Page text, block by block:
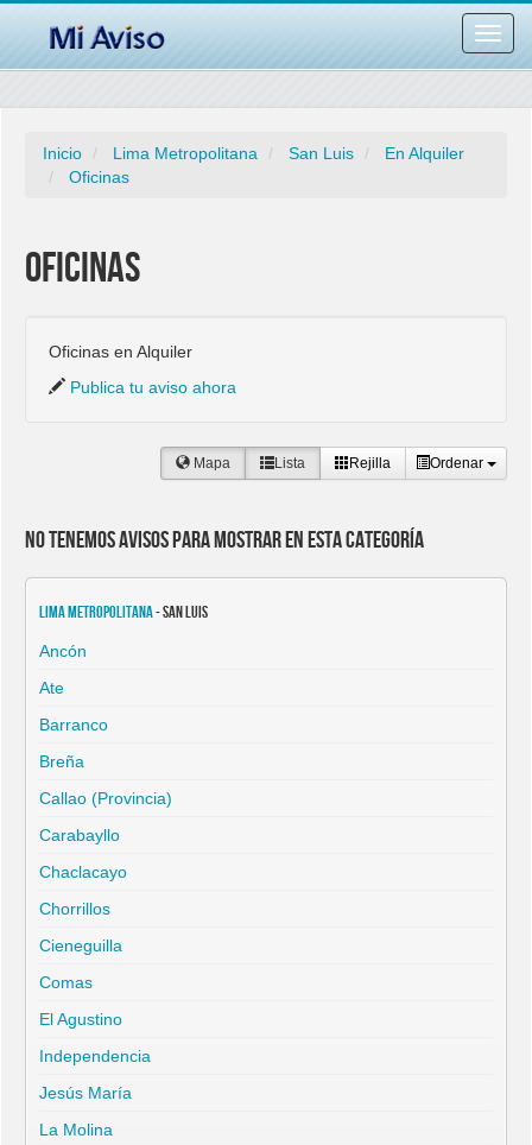
barra
Inicio Lima Metropolitana San Luis
En Alquiler
Oficinas
Oficinas
Oficinas en Alquiler
Publica tu aviso ahora
Mapa Lista Rejilla Ordenar
No tenemos avisos para mostrar en esta categoría
Lima Metropolitana- San Luis
Ancón
Ate
Barranco
Breña
Callao (Provincia)
Carabayllo
Chaclacayo
Chorrillos
Cieneguilla
Comas
El Agustino
Independencia
Jesús María
La Molina